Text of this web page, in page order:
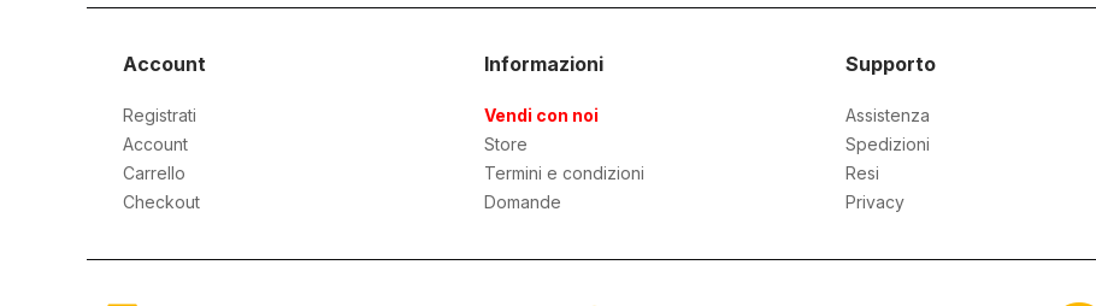
Account
Registrati
Account
Carrello
Checkout
Informazioni
Vendi con noi
Store
Termini e condizioni
Domande
Supporto
Assistenza
Spedizioni
Resi
Privacy